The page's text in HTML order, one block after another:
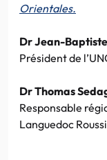
Orientales.
Dr Jean-
Président de
Dr Thomas
Responsable
Languedoc